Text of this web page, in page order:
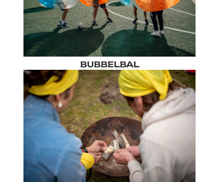
BUBBELBAL